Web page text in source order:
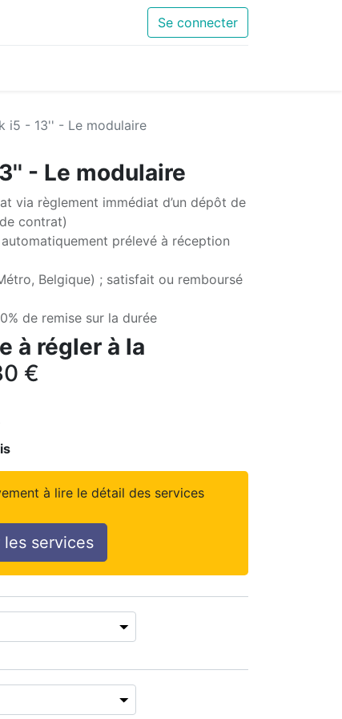
Se connecter
i5 - 13'' - Le modulaire
- Le modulaire
via règlement immédiat d’un dépôt de
contrat)
prélevé à réception
Belgique) ; satisfait ou remboursé
de remise sur la durée
à régler à la
€
à lire le détail des services
les services